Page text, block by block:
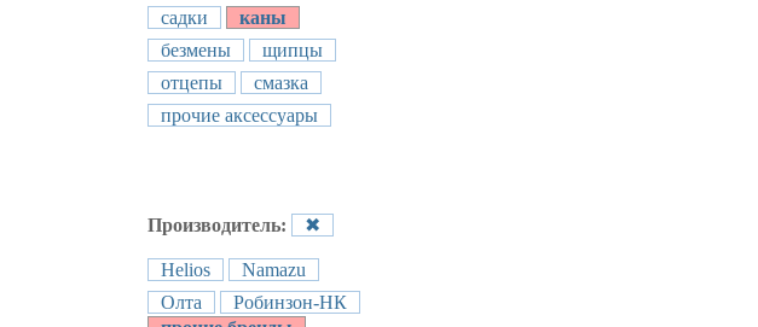
садки
каны
безмены
щипцы
отцепы
смазка
прочие аксессуары
Производитель: ✖
Helios
Namazu
Олта
Робинзон-НК